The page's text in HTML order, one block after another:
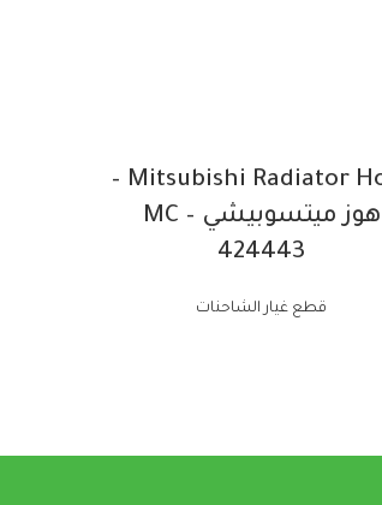
Mitsubishi Radiator Hose –
هوز ميتسوبيشي – MC
424443
قطع غيار الشاحنات